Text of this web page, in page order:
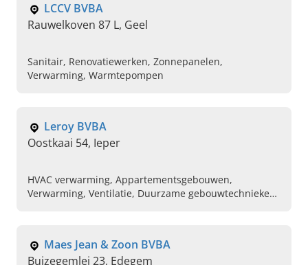
LCCV BVBA
Rauwelkoven 87 L, Geel
Sanitair, Renovatiewerken, Zonnepanelen,
Verwarming, Warmtepompen
Leroy BVBA
Oostkaai 54, Ieper
HVAC verwarming, Appartementsgebouwen,
Verwarming, Ventilatie, Duurzame gebouwtechnieken,
Maes Jean & Zoon BVBA
Buizegemlei 23, Edegem